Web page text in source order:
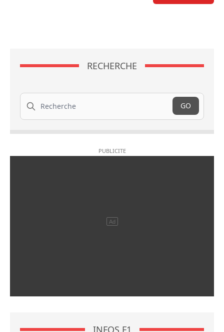
RECHERCHE
Recherche
GO